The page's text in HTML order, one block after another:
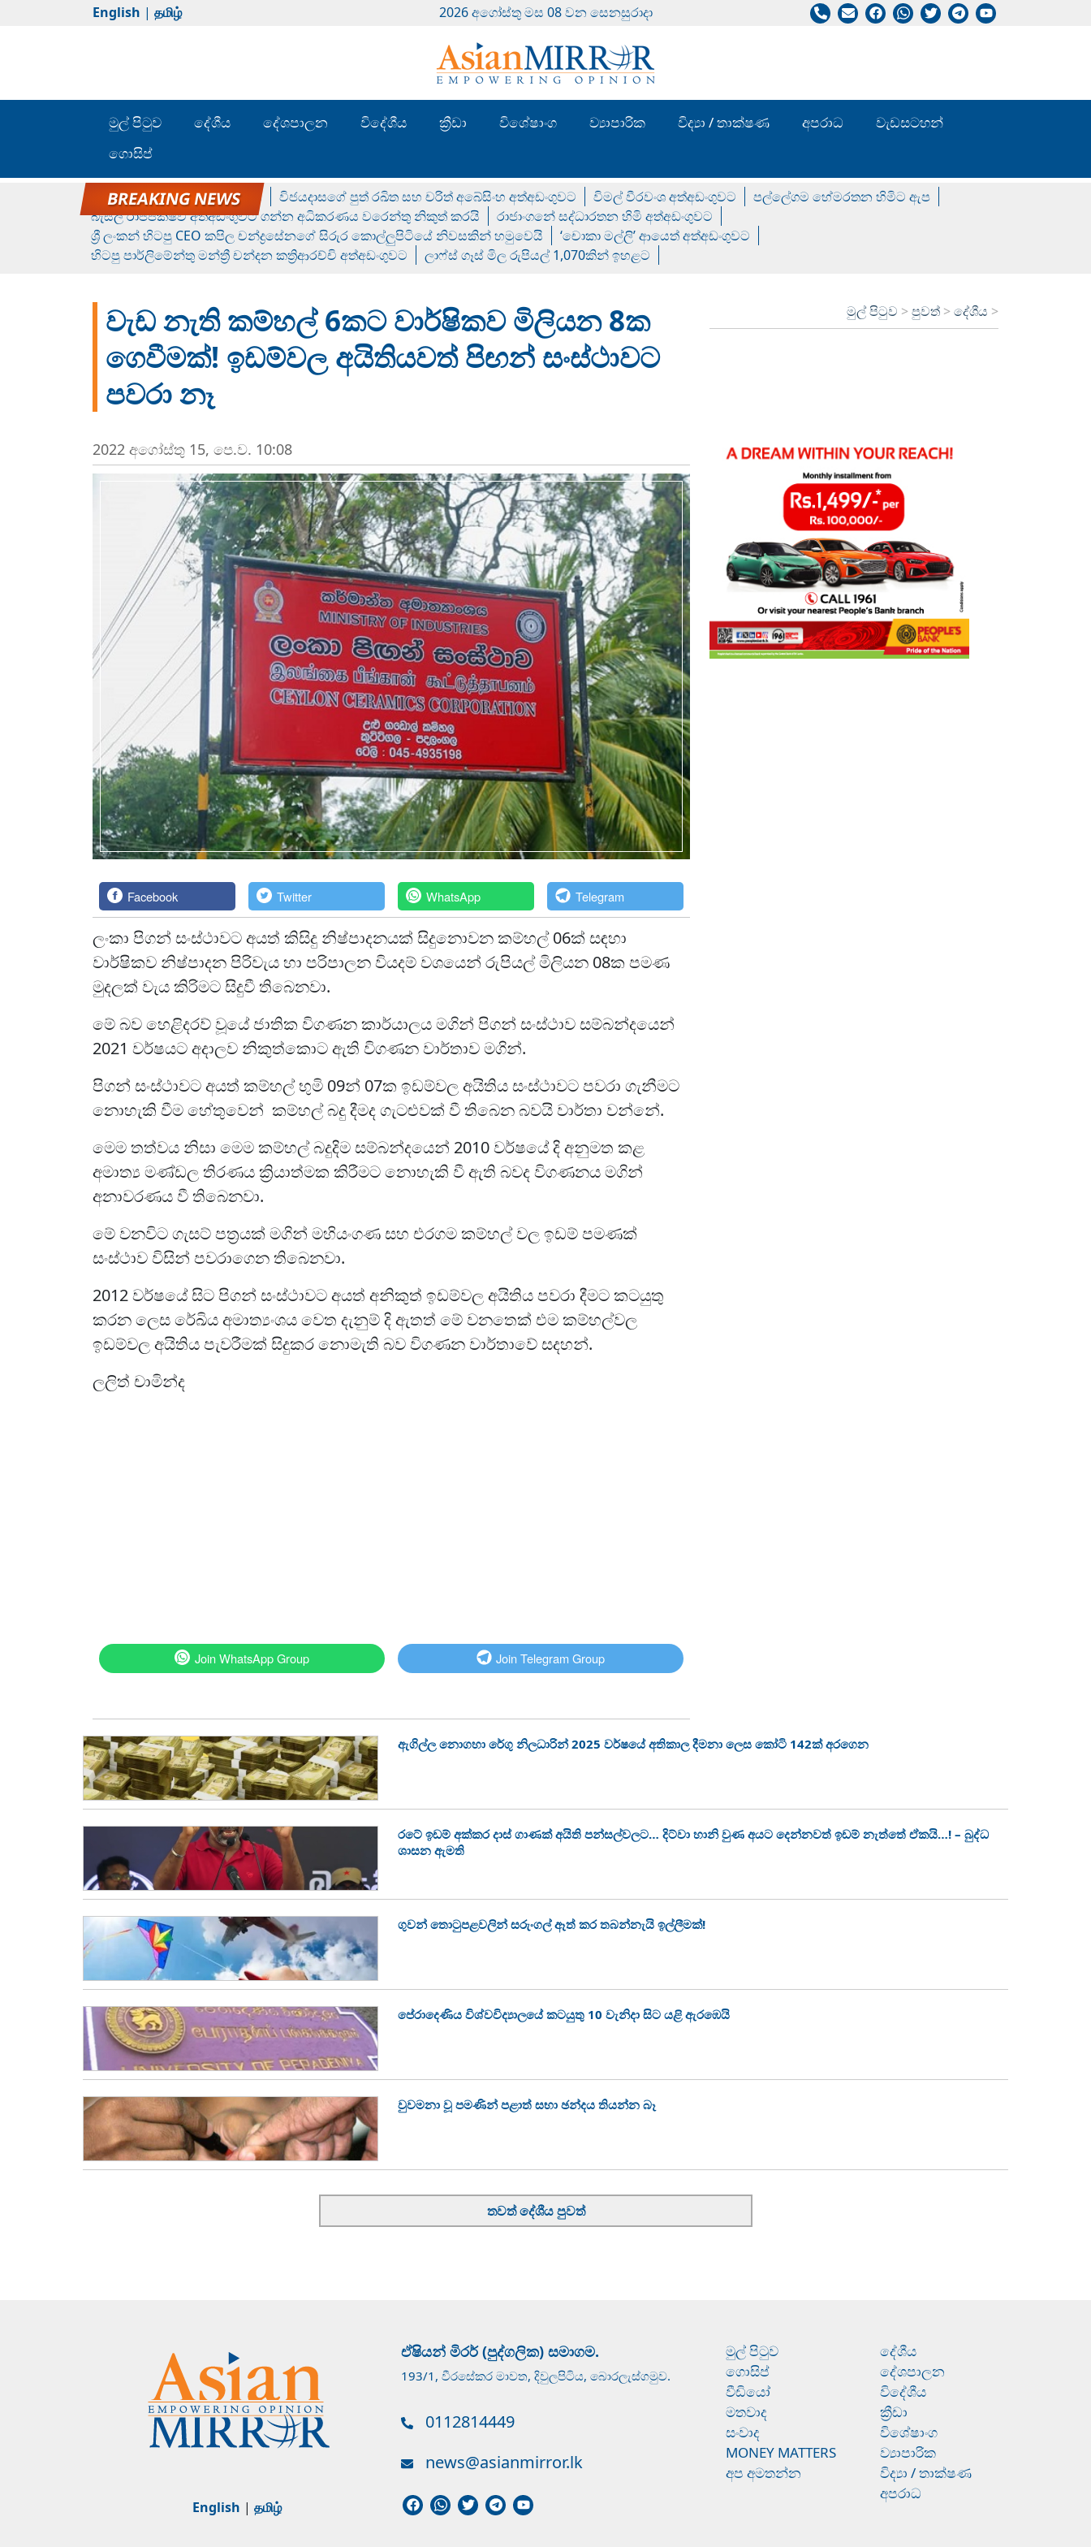
English | தமிழ் 2026 අගෝස්‍තු මස 08 වන සෙනසුරාදා
මුල් පිටුව දේශීය දේශපාලන විදේශීය ක්‍රීඩා විශේෂාංග ව්‍යාපාරික විද්‍යා / තාක්ෂණ අපරාධ
වැඩසටහන්
ගොසිප්
රන් ගෙනා රුමේෂ්ගේ හෙල්ලය විජයදාසගේ පුත් රඛිත සහ චරිත් අබේසිංහ අත්අඩංගුවට විමල් වීරවංශ අත්අඩංගුවට
පල්ලේගම හේමරතන හිමිට ඇප
බැසිල් රාජපක්ෂව අත්අඩංගුවට ගන්න අධිකරණය වරෙන්තු නිකුත් කරයි
රාජාංගනේ සද්ධාරතන හිමි අත්අඩංගුවට
ශ්‍රී ලංකන් හිටපු CEO කපිල චන්ද්‍රසේනගේ සිරුර කොල්ලුපිටියේ නිවසකින් හමුවෙයි
‘චොකා මල්ලි’ ආයෙත් අත්අඩංගුවට
හිටපු පාර්ලිමේන්තු මන්ත්‍රී චන්දන කත්‍රිආරච්චි අත්අඩංගුවට
ලාෆ්ස් ගෑස් මිල රුපියල් 1,070කින් ඉහළට
වැඩ නැති කම්හල් 6කට වාර්ෂිකව මිලියන 8ක
ගෙවීමක්! ඉඩම්වල අයිතියවත් පිඟන් සංස්ථාවට
පවරා නෑ
මුල් පිටුව >පුවත් >දේශීය >
2022 අගෝස්‍තු 15, පෙ.ව. 10:08
Facebook Twitter WhatsApp Telegram
ලංකා පිගන් සංස්ථාවට අයත් කිසිදු නිෂ්පාදනයක් සිදුනොවන කම්හල් 06ක් සඳහා
වාර්ෂිකව නිෂ්පාදන පිරිවැය හා පරිපාලන වියදම් වශයෙන් රුපියල් මිලියන 08ක පමණ
මුදලක් වැය කිරිමට සිදුවී තිබෙනවා.
මේ බව හෙළිදරව් වූයේ ජාතික විගණන කාර්යාලය මගින් පිගන් සංස්ථාව සම්බන්දයෙන්
2021 වර්ෂයට අදාලව නිකුත්කොට ඇති විගණන වාර්තාව මගින්.
පිගන් සංස්ථාවට අයත් කම්හල් භුමි 09න් 07ක ඉඩම්වල අයිතිය සංස්ථාවට පවරා ගැනීමට
නොහැකි වීම හේතුවෙන් කම්හල් බදු දීමද ගැටළුවක් වී තිබෙන බවයි වාර්තා වන්නේ.
මෙම තත්වය නිසා මෙම කම්හල් බදුදිම සම්බන්දයෙන් 2010 වර්ෂයේ දි අනුමත කළ
අමාත්‍ය මණ්ඩල තිරණය ක්‍රියාත්මක කිරීමට නොහැකි වී ඇති බවද විගණනය මගින්
අනාවරණය වී තිබෙනවා.
මේ වනවිට ගැසට් පත්‍රයක් මගින් මහියංගණ සහ එරගම කම්හල් වල ඉඩම් පමණක්
සංස්ථාව විසින් පවරාගෙන තිබෙනවා.
2012 වර්ෂයේ සිට පිගන් සංස්ථාවට අයත් අනිකුත් ඉඩම්වල අයිතිය පවරා දීමට කටයුතු
කරන ලෙස රේඛිය අමාත්‍යංශය වෙත දැනුම් දි ඇතත් මේ වනතෙක් එම කම්හල්වල
ඉඩම්වල අයිතිය පැවරීමක් සිදුකර නොමැති බව විගණන වාර්තාවේ සදහන්.
ලලිත් චාමින්ද
Join WhatsApp Group Join Telegram Group
ඇගිල්ල නොගහා රේගු නිලධාරින් 2025 වර්ෂයේ අතිකාල දීමනා ලෙස කෝටි 142ක් අරගෙන
රටේ ඉඩම් අක්කර දාස් ගාණක් අයිති පන්සල්වලට… දිට්වා හානි වුණ අයට දෙන්නවත් ඉඩම් නැත්තේ ඒකයි…! – බුද්ධ
ශාසන ඇමති
ගුවන් තොටුපළවලින් සරුංගල් ඈත් කර තබන්නැයි ඉල්ලීමක්!
පේරාදෙණිය විශ්වවිද්‍යාලයේ කටයුතු 10 වැනිදා සිට යළි ඇරඹෙයි
වුවමනා වූ පමණින් පළාත් සභා ඡන්දය තියන්න බෑ
තවත් දේශීය පුවත්
English | தமிழ்
ඒෂියන් මිරර් (පුද්ගලික) සමාගම.
193/1, වීරසේකර මාවත, දිවුලපිටිය, බොරලැස්ගමුව.
0112814449
news@asianmirror.lk
මුල් පිටුව
ගොසිප්
වීඩියෝ
මතවාද
සංවාද
MONEY MATTERS
අප අමතන්න
දේශීය
දේශපාලන
විදේශීය
ක්‍රීඩා
විශේෂාංග
ව්‍යාපාරික
විද්‍යා / තාක්ෂණ
අපරාධ